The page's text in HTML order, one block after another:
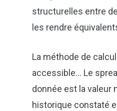
structurelles entre
les rendre
La méthode de
accessible… Le
donnée est la valeur
historique constaté